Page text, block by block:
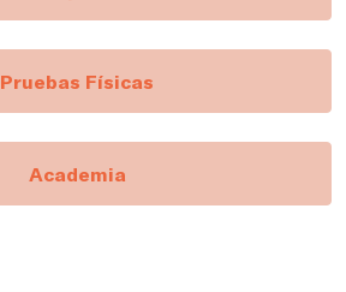
Pruebas Físicas
Academia